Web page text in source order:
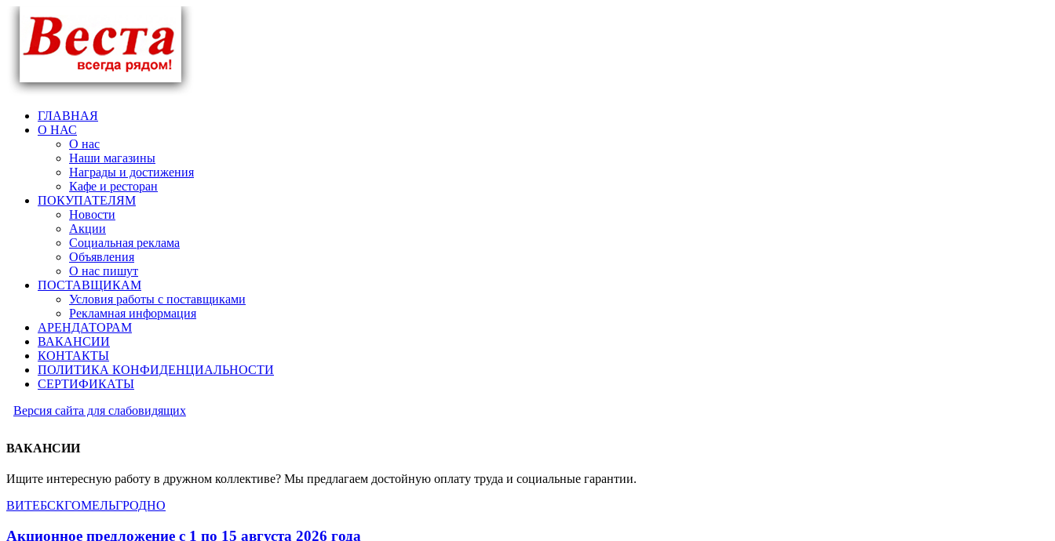
ГЛАВНАЯ
О НАС
О нас
Наши магазины
Награды и достижения
Кафе и ресторан
ПОКУПАТЕЛЯМ
Новости
Акции
Социальная реклама
Объявления
О нас пишут
ПОСТАВЩИКАМ
Условия работы с поставщиками
Рекламная информация
АРЕНДАТОРАМ
ВАКАНСИИ
КОНТАКТЫ
ПОЛИТИКА КОНФИДЕНЦИАЛЬНОСТИ
СЕРТИФИКАТЫ
Версия сайта для слабовидящих
ВАКАНСИИ
Ищите интересную работу в дружном коллективе? Мы предлагаем достойную оплату труда и социальные гарантии.
ВИТЕБСКГОМЕЛЬГРОДНО
Акционное предложение с 1 по 15 августа 2026 года